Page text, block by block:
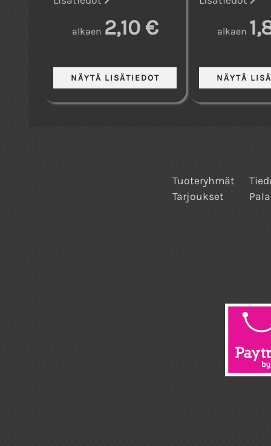
alkaen 2,10 € alkaen
Tuoteryhmät
Tarjoukset